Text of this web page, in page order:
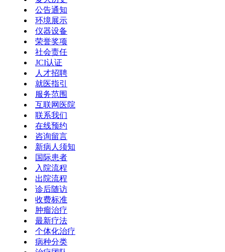
公告通知
环境展示
仪器设备
荣誉奖项
社会责任
JCI认证
人才招聘
就医指引
服务范围
互联网医院
联系我们
在线预约
咨询留言
新病人须知
国际患者
入院流程
出院流程
诊后随访
收费标准
肿瘤治疗
最新疗法
个体化治疗
病种分类